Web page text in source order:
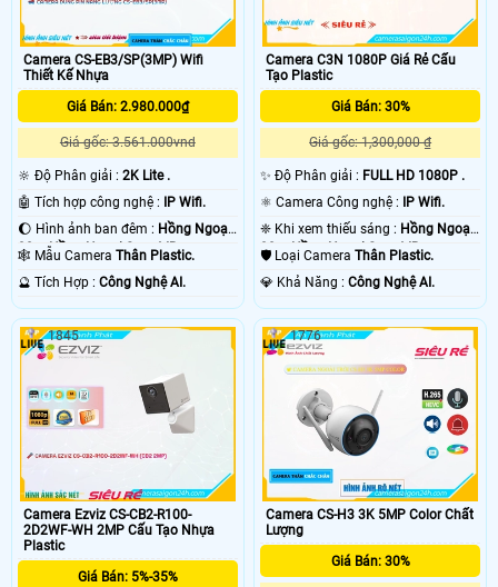
Camera CS-EB3/SP(3MP) Wifi
Thiết Kế Nhựa
Giá Bán: 2.980.000₫
Giá gốc: 3.561.000vnd
🔆 Độ Phân giải : 2K Lite .
🤖️ Tích hợp công nghệ :
IP Wifi.
🌔 Hình ảnh ban đêm : Hồng Ngoại
30m Hồng Ngoại Smart IR.
🕸️ Mẫu Camera Thân Plastic.
️🔮 Tích Hợp : Công Nghệ AI.
Camera C3N 1080P Giá Rẻ Cấu
Tạo Plastic
Giá Bán: 30%
Giá gốc: 1,300,000 ₫
✨ Độ Phân giải : FULL HD 1080P .
⚛️ Camera Công nghệ :
IP Wifi.
❈ Khi xem thiếu sáng : Hồng Ngoại
30m Hồng Ngoại Smart IR.
🛡 Loại CameraThân Plastic.
️💎 Khả Năng :Công Nghệ AI.
Camera Ezviz CS-CB2-R100-
2D2WF-WH 2MP Cấu Tạo Nhựa
Plastic
Giá Bán: 5%-35%
1845
Camera CS-H3 3K 5MP Color Chất
Lượng
Giá Bán: 30%
1776